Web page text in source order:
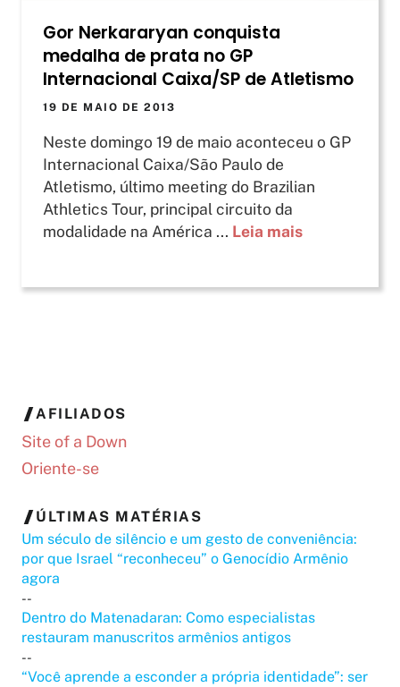
Gor Nerkararyan conquista
medalha de prata no GP
Internacional Caixa/SP de Atletismo
19 DE MAIO DE 2013
Neste domingo 19 de maio aconteceu o GP
Internacional Caixa/São Paulo de
Atletismo, último meeting do Brazilian
Athletics Tour, principal circuito da
modalidade na América ... Leia mais
AFILIADOS
Site of a Down
Oriente-se
ÚLTIMAS MATÉRIAS
Um século de silêncio e um gesto de conveniência:
por que Israel “reconheceu” o Genocídio Armênio
agora
--
Dentro do Matenadaran: Como especialistas
restauram manuscritos armênios antigos
--
“Você aprende a esconder a própria identidade”: ser